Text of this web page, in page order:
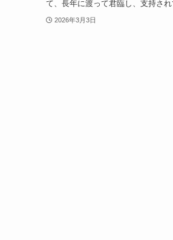
て、長年に渡って君臨し、支持さ
2026年3月3日